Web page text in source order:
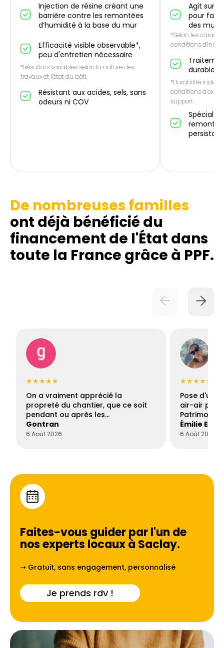
Injection de résine créant une
barrière contre les remontées
d’humidité à la base du mur
Efficacité visible observable*,
peu d'entretien nécessaire
*Résultats variables selon la nature des
travaux et l'état du bâti.
Résistant aux acides, sels, sans
odeurs ni COV
Agit sur
pour
des murs*
*Selon les
conditions
durable*
*Durabilité
conditions
support.
De nombreuses familles
ont déjà bénéficié du
financement de l'État dans
toute la France grâce à PPF.
★★★★★
On a vraiment apprécié la
propreté du chantier, que ce soit
pendant ou après les…
Gontran
6 Août 2026
★★★★★
Pose d'une
air-air par
Patrimoine
Émilie
6 Août 2026
Faites-vous guider par l'un de
nos experts locaux à Saclay.
➝ Gratuit, sans engagement, personnalisé
Je prends rdv !